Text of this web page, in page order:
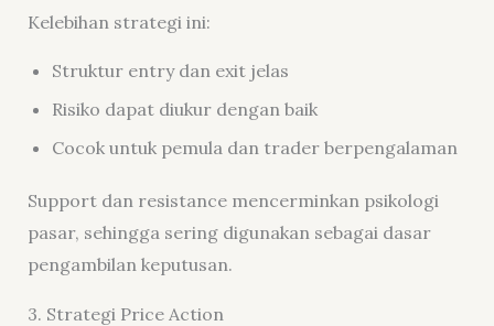
Kelebihan strategi ini:
Struktur entry dan exit jelas
Risiko dapat diukur dengan baik
Cocok untuk pemula dan trader berpengalaman
Support dan resistance mencerminkan psikologi
pasar, sehingga sering digunakan sebagai dasar
pengambilan keputusan.
3. Strategi Price Action